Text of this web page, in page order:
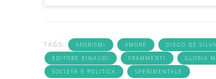
TAGS: AFORISMI AMORE
DIEGO DE SILVA
EDITORE EINAUDI
FRAMMENTI
GLORIA
SOCIETÀ E POLITICA
SPERIMENTALE